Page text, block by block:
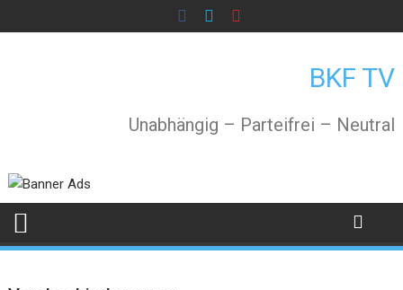
to
BKF TV
Unabhängig – Parteifrei – Neutral